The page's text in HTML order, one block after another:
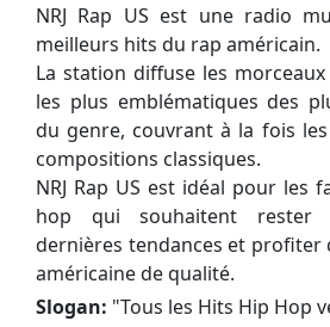
NRJ Rap US est une radio
meilleurs hits du rap américain.
La station diffuse les
les plus emblématiques des
du genre, couvrant à la fois
compositions classiques.
NRJ Rap US est idéal pour les
hop qui souhaitent rester
dernières tendances et profiter
américaine de qualité.
Slogan: "Tous les Hits Hip Hop